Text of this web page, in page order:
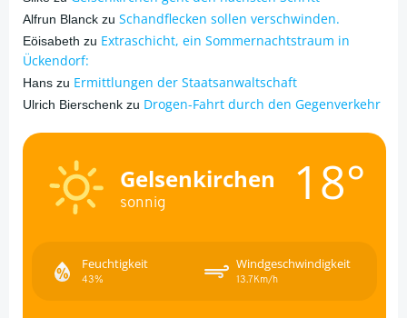
Alfrun Blanck zu Schandflecken sollen verschwinden.
Eöisabeth zu Extraschicht, ein Sommernachtstraum in
Ückendorf:
Hans zu Ermittlungen der Staatsanwaltschaft
Ulrich Bierschenk zu Drogen-Fahrt durch den Gegenverkehr
Gelsenkirchen
sonnig 18°
Feuchtigkeit
43%
Windgeschwindigkeit
13.7Km/h